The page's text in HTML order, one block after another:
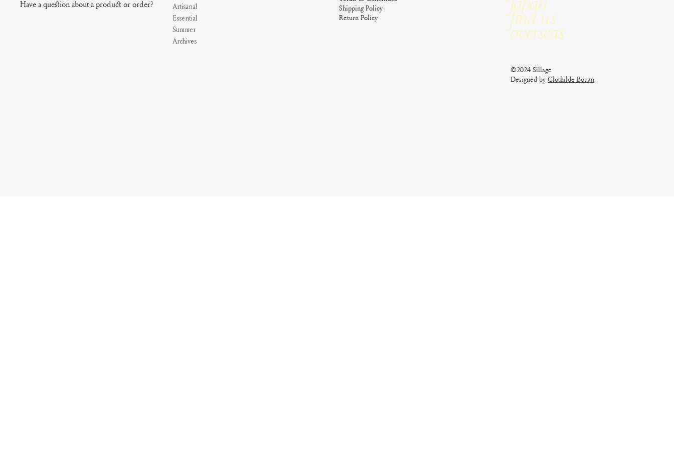
©2024 Sillage
Designed byClothilde Bouan
Japan
Find us
Overseas
Shipping Policy
Return Policy
Artisanal
Essential
Summer
Archives
Have a question about a product or order?